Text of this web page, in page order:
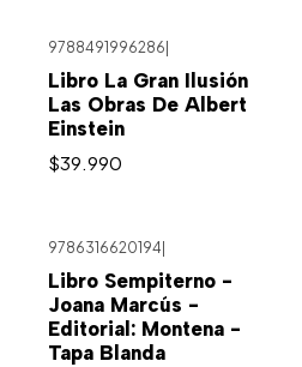
9788491996286
Libro La Gran Ilusión
Las Obras De Albert
Einstein
$39.990
9786316620194
Libro Sempiterno -
Joana Marcús -
Editorial: Montena -
Tapa Blanda